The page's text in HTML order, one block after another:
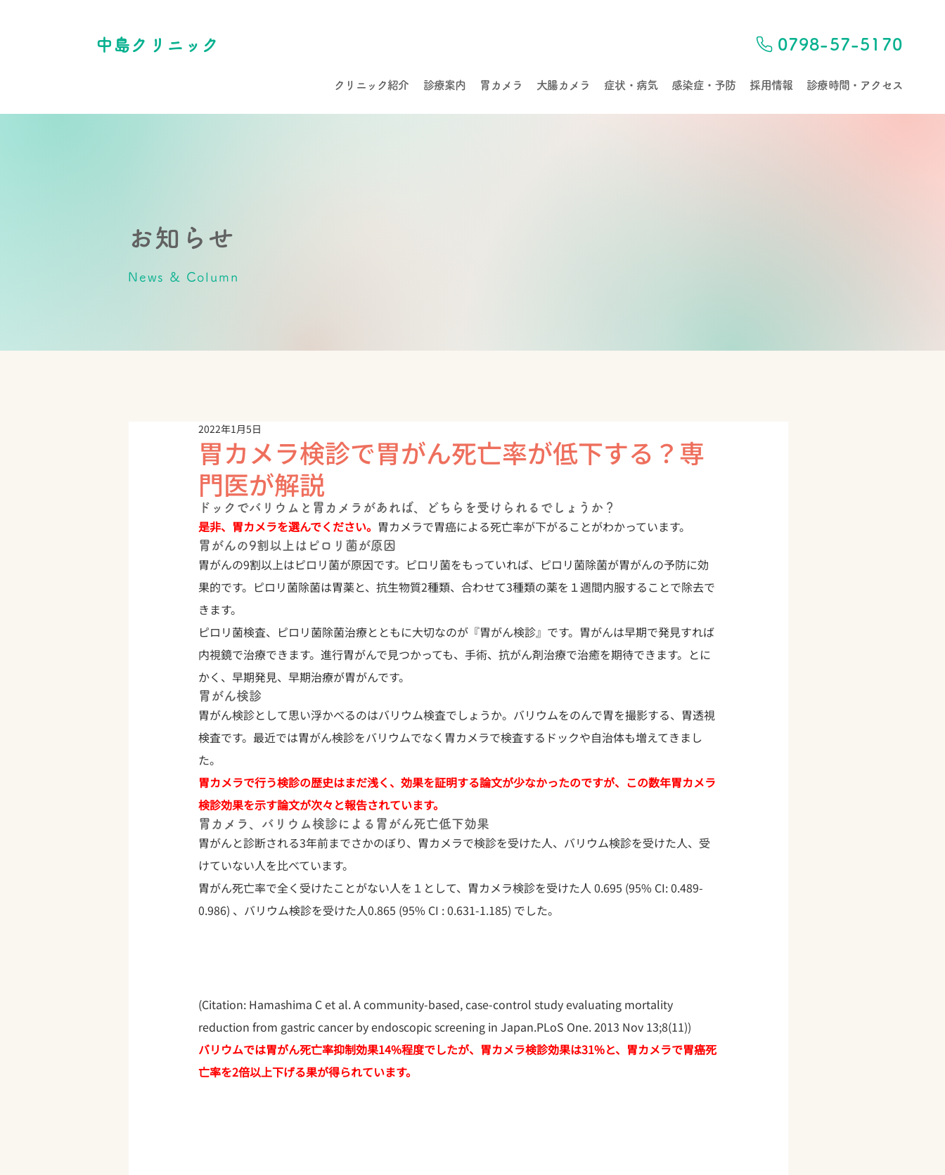
中島クリニック 0798-57-5170
クリニック紹介 診療案内 胃カメラ 大腸カメラ 症状・病気 感染症・予防 採用情報 診療時間・アクセス
お知らせ
News & Column
胃カメラ検診で胃がん死亡率が低下する？専
門医が解説
2022年1月5日
ドックでバリウムと胃カメラがあれば、どちらを受けられるでしょうか？
是非、胃カメラを選んでください。 胃カメラで胃癌による死亡率が下がることがわかっています。
胃がんの9割以上はピロリ菌が原因
胃がんの9割以上はピロリ菌が原因です。ピロリ菌をもっていれば、ピロリ菌除菌が胃がんの予防に効
果的です。ピロリ菌除菌は胃薬と、抗生物質2種類、合わせて3種類の薬を１週間内服することで除去で
きます。
ピロリ菌検査、ピロリ菌除菌治療とともに大切なのが『胃がん検診』です。胃がんは早期で発見すれば
内視鏡で治療できます。進行胃がんで見つかっても、手術、抗がん剤治療で治癒を期待できます。とに
かく、早期発見、早期治療が胃がんです。
胃がん検診
胃がん検診として思い浮かべるのはバリウム検査でしょうか。バリウムをのんで胃を撮影する、胃透視
検査です。最近では胃がん検診をバリウムでなく胃カメラで検査するドックや自治体も増えてきまし
た。
胃カメラで行う検診の歴史はまだ浅く、効果を証明する論文が少なかったのですが、この数年胃カメラ
検診効果を示す論文が次々と報告されています。
胃カメラ、バリウム検診による胃がん死亡低下効果
胃がんと診断される3年前までさかのぼり、胃カメラで検診を受けた人、バリウム検診を受けた人、受
けていない人を比べています。
胃がん死亡率で全く受けたことがない人を１として、胃カメラ検診を受けた人 0.695 (95% CI: 0.489-
0.986) 、バリウム検診を受けた人0.865 (95% CI : 0.631-1.185) でした。
(Citation: Hamashima C et al. A community-based, case-control study evaluating mortality
reduction from gastric cancer by endoscopic screening in Japan.PLoS One. 2013 Nov 13;8(11))
バリウムでは胃がん死亡率抑制効果14%程度でしたが、胃カメラ検診効果は31%と、胃カメラで胃癌死
亡率を2倍以上下げる果が得られています。